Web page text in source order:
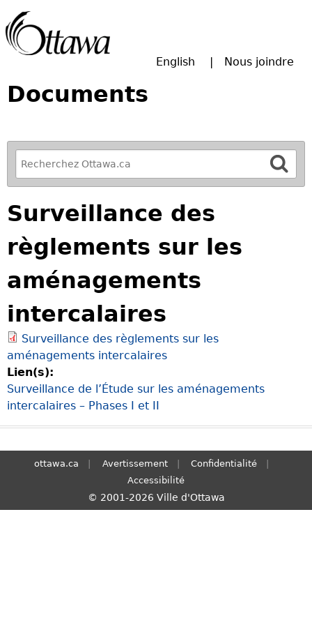
English Nous joindre
Documents
R
e
f
i
n
e
y
o
u
r
S
e
a
r
c
h
Surveillance des
règlements sur les
aménagements
intercalaires
Surveillance des règlements sur les
aménagements intercalaires
Lien(s):
Surveillance de l’Étude sur les aménagements
intercalaires – Phases I et II
ottawa.ca Avertissement
Confidentialité
Accessibilité
© 2001-2026 Ville d'Ottawa